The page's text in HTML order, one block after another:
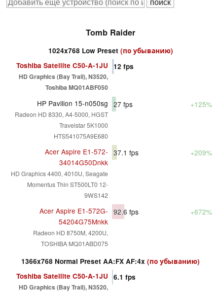
Tomb Raider
1024x768 Low Preset (по убыванию)
Toshiba Satellite C50-A-1JU
HD Graphics (Bay Trail), N3520,
Toshiba MQ01ABF050
12 fps
HP Pavilion 15-n050sg
Radeon HD 8330, A4-5000, HGST
Travelstar 5K1000
HTS541075A9E680
27 fps +125%
Acer Aspire E1-572-
34014G50Dnkk
HD Graphics 4400, 4010U, Seagate
Momentus Thin ST500LT0 12-
9WS142
37.1 fps +209%
Acer Aspire E1-572G-
54204G75Mnkk
Radeon HD 8750M, 4200U,
TOSHIBA MQ01ABD075
92.6 fps +672%
1366x768 Normal Preset AA:FX AF:4x (по убыванию)
Toshiba Satellite C50-A-1JU
HD Graphics (Bay Trail), N3520,
6.1 fps